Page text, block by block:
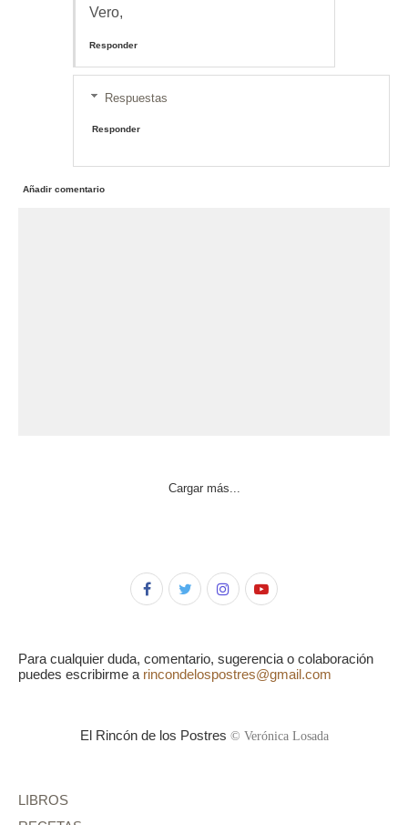
Vero,
Responder
Respuestas
Responder
Añadir comentario
Cargar más...
Para cualquier duda, comentario, sugerencia o colaboración
puedes escribirme a rincondelospostres@gmail.com
El Rincón de los Postres © Verónica Losada
LIBROS